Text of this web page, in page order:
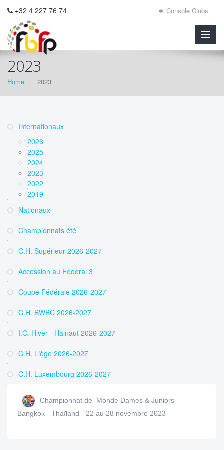
+32 4 227 76 74 Console Clubs
2023
Home 2023
Internationaux
2026
2025
2024
2023
2022
2019
Nationaux
Championnats été
C.H. Supérieur 2026-2027
Accession au Fédéral 3
Coupe Fédérale 2026-2027
C.H. BWBC 2026-2027
I.C. Hiver - Hainaut 2026-2027
C.H. Liège 2026-2027
C.H. Luxembourg 2026-2027
Championnat de Monde Dames & Juniors -
Bangkok - Thaïland - 22 au 28 novembre 2023